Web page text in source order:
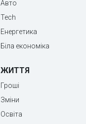
Авто
Tech
Енергетика
Біла економіка
ЖИТТЯ
Гроші
Зміни
Освіта